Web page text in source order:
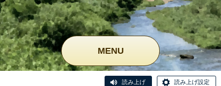
MENU
読み上げ 読み上げ設定